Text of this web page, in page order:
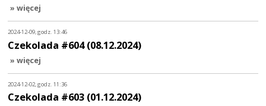
» więcej
2024-12-09, godz. 13:46
Czekolada #604 (08.12.2024)
» więcej
2024-12-02, godz. 11:36
Czekolada #603 (01.12.2024)